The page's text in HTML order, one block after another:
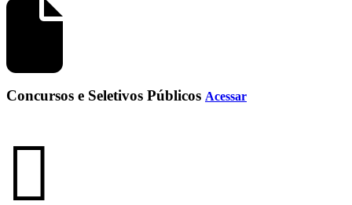
Concursos e Seletivos Públicos Acessar